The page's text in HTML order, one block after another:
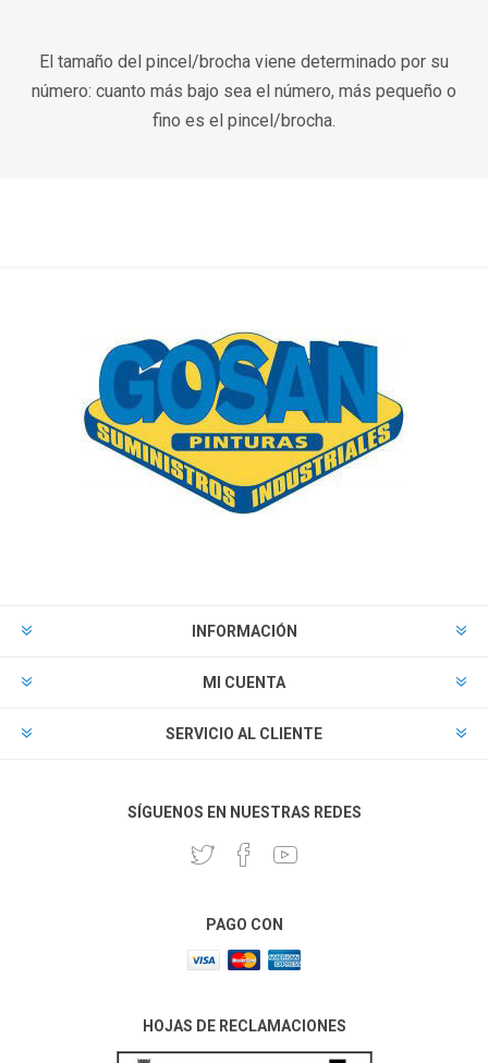
El tamaño del pincel/brocha viene determinado por su
número: cuanto más bajo sea el número, más pequeño o
fino es el pincel/brocha.
INFORMACIÓN
MI CUENTA
SERVICIO AL CLIENTE
SÍGUENOS EN NUESTRAS REDES
PAGO CON
HOJAS DE RECLAMACIONES